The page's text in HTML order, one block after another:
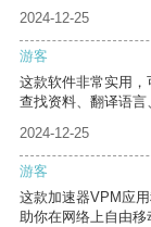
2024-12-25
游客
这款软件非常实用
查找资料、翻译语言
2024-12-25
游客
这款加速器VPM应
助你在网络上自由移